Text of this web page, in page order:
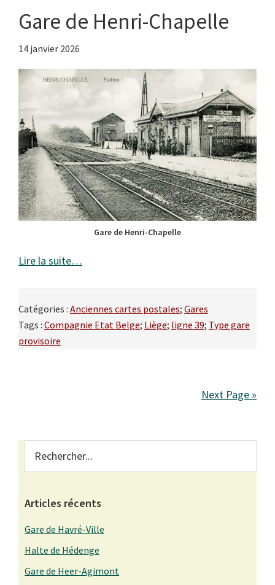
Gare de Henri-Chapelle
14 janvier 2026
Gare de Henri-Chapelle
Lire la suite…
Catégories : Anciennes cartes postales; Gares
Tags : Compagnie Etat Belge; Liège; ligne 39; Type gare
provisoire
Next Page »
Primary
Sidebar
Articles récents
Gare de Havré-Ville
Halte de Hédenge
Gare de Heer-Agimont